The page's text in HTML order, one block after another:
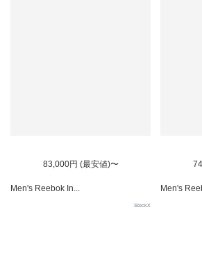
83,000円 (最安値)〜
Men's Reebok In...
StockX
Men's